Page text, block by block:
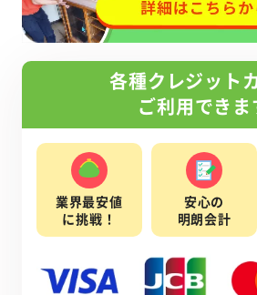
各種クレジット
ご利用できま
業界最安値
に挑戦！
安心の
明朗会計